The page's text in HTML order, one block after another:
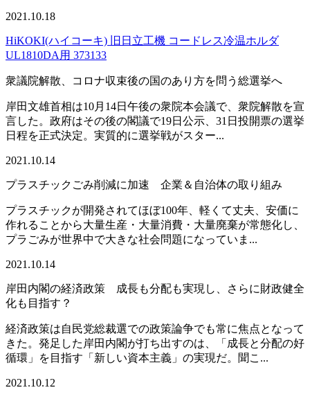
2021.10.18
HiKOKI(ハイコーキ) 旧日立工機 コードレス冷温ホルダ
UL1810DA用 373133
衆議院解散、コロナ収束後の国のあり方を問う総選挙へ
岸田文雄首相は10月14日午後の衆院本会議で、衆院解散を宣
言した。政府はその後の閣議で19日公示、31日投開票の選挙
日程を正式決定。実質的に選挙戦がスター...
2021.10.14
プラスチックごみ削減に加速 企業＆自治体の取り組み
プラスチックが開発されてほぼ100年、軽くて丈夫、安価に
作れることから大量生産・大量消費・大量廃棄が常態化し、
プラごみが世界中で大きな社会問題になっていま...
2021.10.14
岸田内閣の経済政策 成長も分配も実現し、さらに財政健全
化も目指す？
経済政策は自民党総裁選での政策論争でも常に焦点となって
きた。発足した岸田内閣が打ち出すのは、「成長と分配の好
循環」を目指す「新しい資本主義」の実現だ。聞こ...
2021.10.12